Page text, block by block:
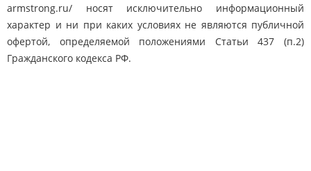
armstrong.ru/ носят исключительно информационный
характер и ни при каких условиях не являются публичной
офертой, определяемой положениями Статьи 437 (п.2)
Гражданского кодекса РФ.